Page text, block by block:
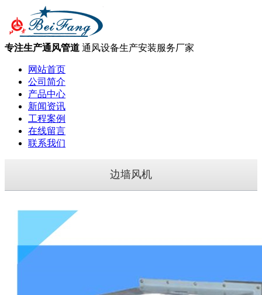
专注生产通风管道 通风设备生产安装服务厂家
网站首页
公司简介
产品中心
新闻资讯
工程案例
在线留言
联系我们
边墙风机